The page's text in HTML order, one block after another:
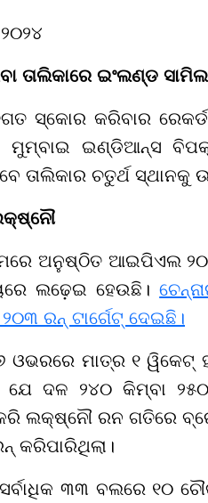
ତାଲିକାରେ ଇଂଲଣ୍ଡ ସାମିଲ
ସ୍କୋର କରିବାର
ମୁମ୍ବାଇ ଇଣ୍ଡିଆନ୍ସ
ଚତୁର୍ଥ ସ୍ଥାନକୁ
ଅନୁଷ୍ଠିତ ଆଇପିଏଲ
ଲଢ଼େଇ ହେଉଛି।
ରନ୍ ଟାର୍ଗେଟ୍ ଦେଇଛି।
ମାତ୍ର ୧ ୱିକେଟ୍
ଦଳ ୨୪୦ କିମ୍ବା
ଲକ୍ଷ୍ନୌ ରନ ଗତିରେ
କରିପାରିଥିଲା।
୩୩ ବଲରେ ୧୦